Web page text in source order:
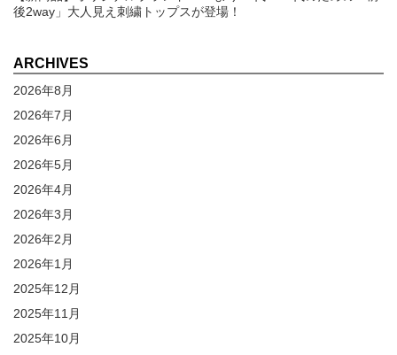
後2way」大人見え刺繍トップスが登場！
ARCHIVES
2026年8月
2026年7月
2026年6月
2026年5月
2026年4月
2026年3月
2026年2月
2026年1月
2025年12月
2025年11月
2025年10月